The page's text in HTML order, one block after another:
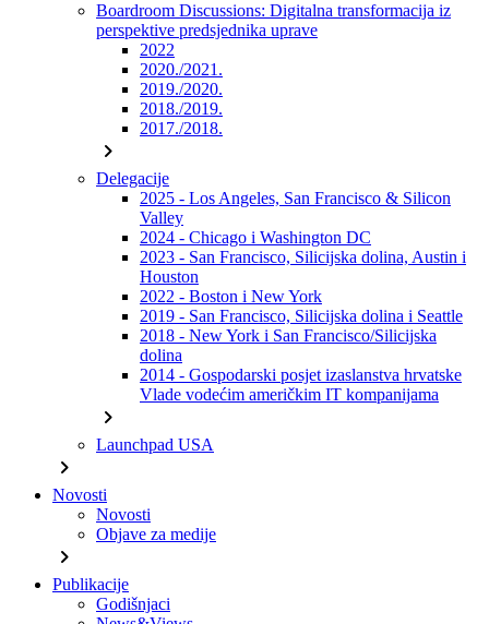
Boardroom Discussions: Digitalna transformacija iz
perspektive predsjednika uprave
2022
2020./2021.
2019./2020.
2018./2019.
2017./2018.
chevron_right
Delegacije
2025 - Los Angeles, San Francisco & Silicon
Valley
2024 - Chicago i Washington DC
2023 - San Francisco, Silicijska dolina, Austin i
Houston
2022 - Boston i New York
2019 - San Francisco, Silicijska dolina i Seattle
2018 - New York i San Francisco/Silicijska
dolina
2014 - Gospodarski posjet izaslanstva hrvatske
Vlade vodećim američkim IT kompanijama
chevron_right
Launchpad USA
chevron_right
Novosti
Novosti
Objave za medije
chevron_right
Publikacije
Godišnjaci